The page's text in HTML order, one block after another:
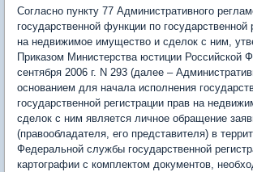
Согласно пункту 77 Административного
государственной функции по государственной
на недвижимое имущество и сделок с ним,
Приказом Министерства юстиции Российской
сентября 2006 г. N 293 (далее –
основанием для начала исполнения
государственной регистрации прав на
сделок с ним является личное обращение
(правообладателя, его представителя) в
Федеральной службы государственной
картографии с комплектом документов,